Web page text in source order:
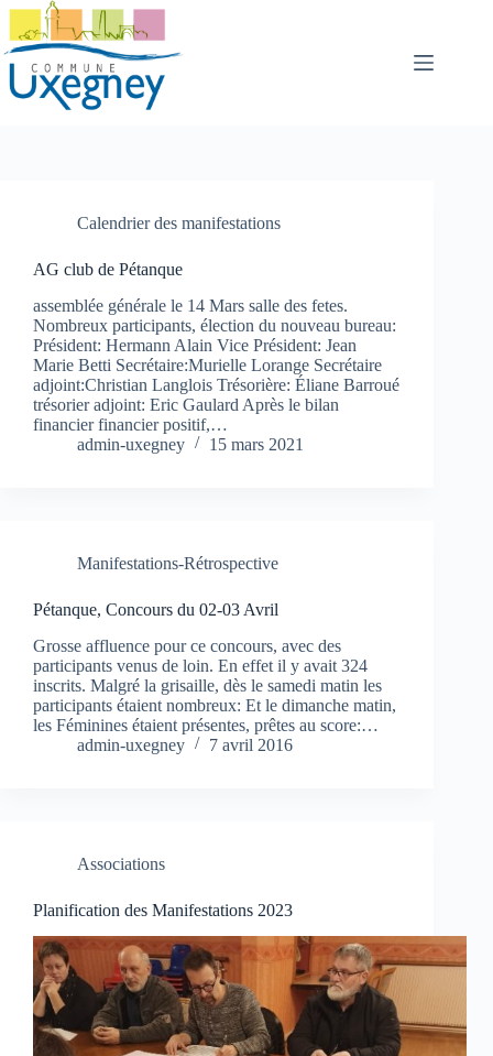
Passer
contenu
Calendrier des manifestations
AG club de Pétanque
assemblée générale le 14 Mars salle des fetes.
Nombreux participants, élection du nouveau bureau:
Président: Hermann Alain Vice Président: Jean
Marie Betti Secrétaire:Murielle Lorange Secrétaire
adjoint:Christian Langlois Trésorière: Éliane Barroué
trésorier adjoint: Eric Gaulard Après le bilan
financier financier positif,…
admin-uxegney
15 mars 2021
Manifestations-Rétrospective
Pétanque, Concours du 02-03 Avril
Grosse affluence pour ce concours, avec des
participants venus de loin. En effet il y avait 324
inscrits. Malgré la grisaille, dès le samedi matin les
participants étaient nombreux: Et le dimanche matin,
les Féminines étaient présentes, prêtes au score:…
admin-uxegney
7 avril 2016
Associations
Planification des Manifestations 2023